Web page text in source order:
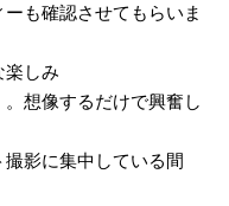
も確認させてもらいま
楽しみ
想像するだけで興奮し
影に集中している間